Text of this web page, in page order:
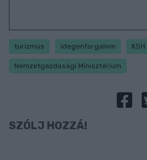
turizmus idegenforgalom KSH
Nemzetgazdasági Minisztérium
SZÓLJ HOZZÁ!